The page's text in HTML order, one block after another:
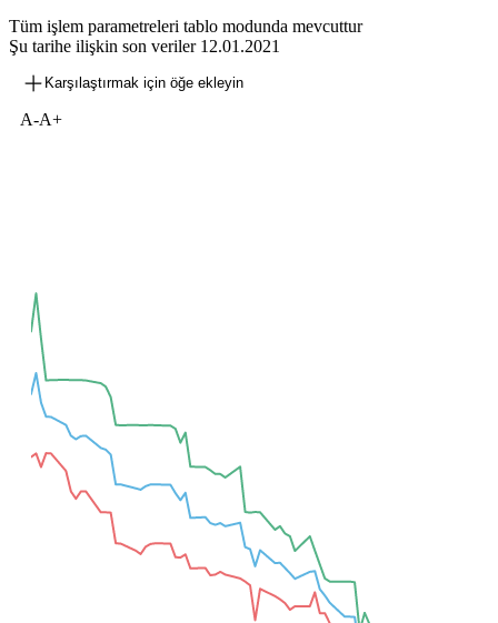
Tüm işlem parametreleri tablo modunda mevcuttur
Şu tarihe ilişkin son veriler 12.01.2021
Karşılaştırmak için öğe ekleyin